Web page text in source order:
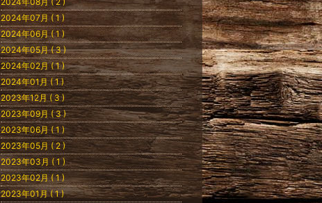
2024年07月 ( 1 )
2024年06月 ( 1 )
2024年05月 ( 3 )
2024年02月 ( 1 )
2024年01月 ( 1 )
2023年12月 ( 3 )
2023年09月 ( 3 )
2023年06月 ( 1 )
2023年05月 ( 2 )
2023年03月 ( 1 )
2023年02月 ( 1 )
2023年01月 ( 1 )